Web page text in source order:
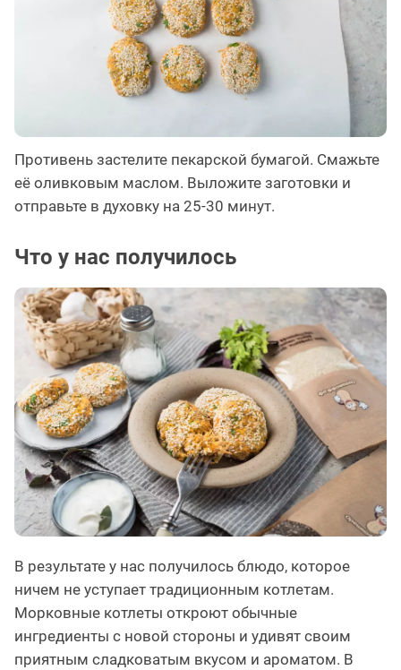
Противень застелите пекарской бумагой. Смажьте
её оливковым маслом. Выложите заготовки и
отправьте в духовку на 25-30 минут.
Что у нас получилось
В результате у нас получилось блюдо, которое
ничем не уступает традиционным котлетам.
Морковные котлеты откроют обычные
ингредиенты с новой стороны и удивят своим
приятным сладковатым вкусом и ароматом. В